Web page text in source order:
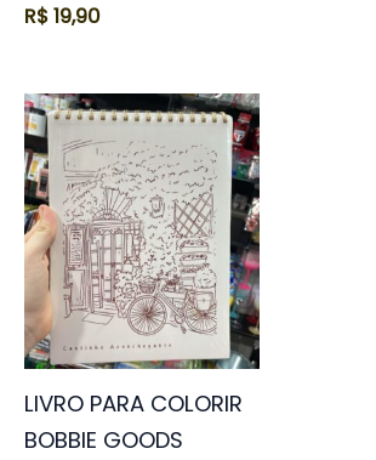
R$19,90
LIVRO PARA COLORIR
BOBBIE GOODS